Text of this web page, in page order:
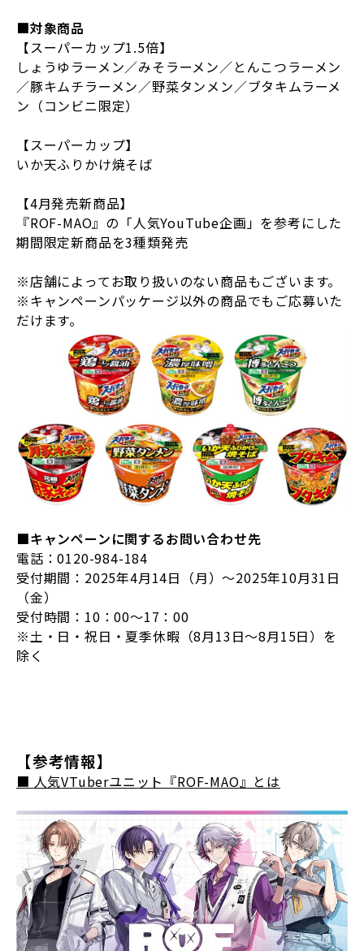
■対象商品
【スーパーカップ1.5倍】
しょうゆラーメン／みそラーメン／とんこつラーメン
／豚キムチラーメン／野菜タンメン／ブタキムラーメ
ン（コンビニ限定）
【スーパーカップ】
いか天ふりかけ焼そば
【4月発売新商品】
『ROF-MAO』の「人気YouTube企画」を参考にした
期間限定新商品を3種類発売
※店舗によってお取り扱いのない商品もございます。
※キャンペーンパッケージ以外の商品でもご応募いた
だけます。
■キャンペーンに関するお問い合わせ先
電話：0120-984-184
受付期間：2025年4月14日（月）～2025年10月31日
（金）
受付時間：10：00～17：00
※土・日・祝日・夏季休暇（8月13日～8月15日）を
除く
【参考情報】
■ 人気VTuberユニット『ROF-MAO』とは